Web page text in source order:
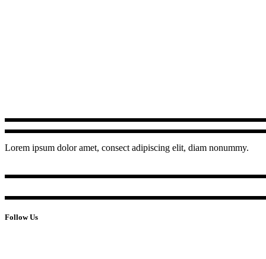
Lorem ipsum dolor amet, consect adipiscing elit, diam nonummy.
Follow Us